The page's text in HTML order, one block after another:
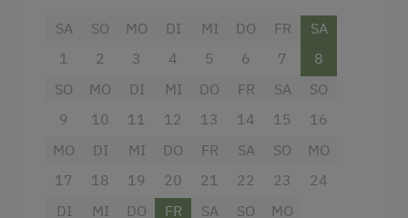
Fahrradverleih
Fitnesscenter
Geführte Ausritte
Geführte Bergtouren
Geführte Wanderungen
Klettern
Radio
Aussicht auf eine Berglandschaft
Getränkeerwerb im Haus
SA
1
SO
2
MO
3
DI
4
MI
5
DO
6
FR
7
SA
8
SO
9
MO
10
DI
11
MI
12
DO
13
FR
14
SA
15
SO
16
MO
17
DI
18
MI
19
DO
20
FR
21
SA
22
SO
23
MO
24
DI
MI
DO
FR
SA
SO
MO